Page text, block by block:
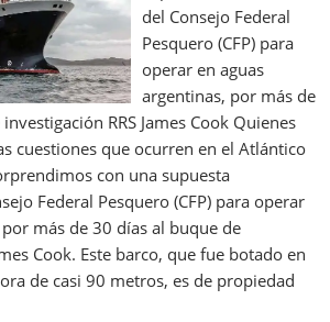
del Consejo Federal
Pesquero (CFP) para
operar en aguas
argentinas, por más de
RRS James Cook Quienes
cuestiones que ocurren en el Atlántico
con una supuesta
Federal Pesquero (CFP) para operar
más de 30 días al buque de
Cook. Este barco, que fue botado en
de casi 90 metros, es de propiedad